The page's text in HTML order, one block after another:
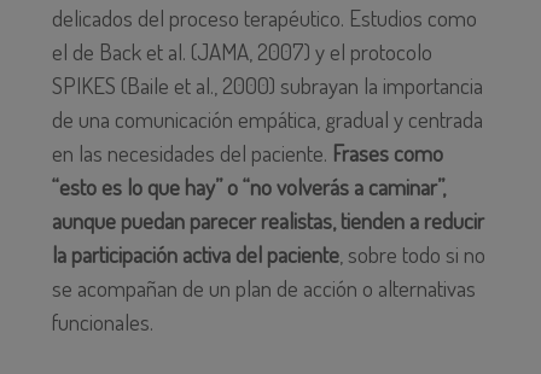
delicados del proceso terapéutico. Estudios como
el de Back et al. (JAMA, 2007) y el protocolo
SPIKES (Baile et al., 2000) subrayan la importancia
de una comunicación empática, gradual y centrada
en las necesidades del paciente. Frases como
“esto es lo que hay” o “no volverás a caminar”,
aunque puedan parecer realistas, tienden a reducir
la participación activa del paciente, sobre todo si no
se acompañan de un plan de acción o alternativas
funcionales.